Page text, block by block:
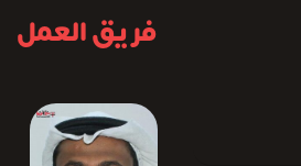
فريق العمل